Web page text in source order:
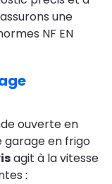
une
NF EN
ouverte en
garage en frigo
agit à la vitesse
: